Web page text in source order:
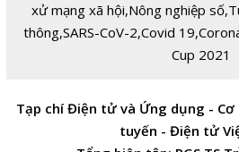
xử mạng xã hội,Nông nghiệp số,
thông,SARS-CoV-2,Covid 19,
Cup 2021
Tạp chí Điện tử và Ứng dụng - Cơ
tuyến - Điện tử